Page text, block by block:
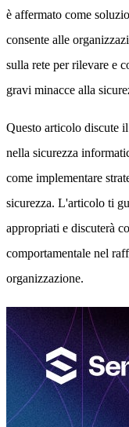
è affermato come
consente alle
sulla rete per rilevare e
gravi minacce alla
Questo articolo discute
nella sicurezza
come implementare
sicurezza. L'articolo ti
appropriati e discuterà
comportamentale nel
organizzazione.